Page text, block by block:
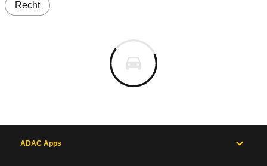
Recht
ADAC Apps